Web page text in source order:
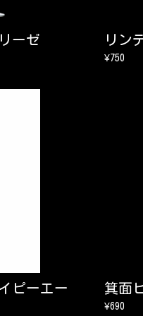
ーゼ リン
¥750
ピーエー 箕面
¥690